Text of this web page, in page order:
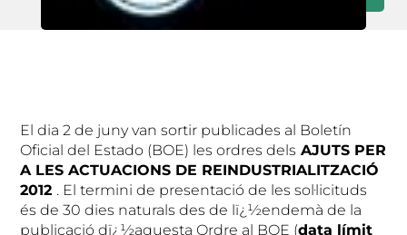
El dia 2 de juny van sortir publicades al Boletín
Oficial del Estado (BOE) les ordres dels AJUTS PER
A LES ACTUACIONS DE REINDUSTRIALITZACIÓ
2012 . El termini de presentació de les sol·licituds
és de 30 dies naturals des de lï¿½endemà de la
publicació dï¿½aquesta Ordre al BOE (data límit